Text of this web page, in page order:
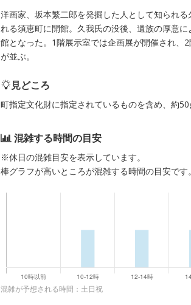
洋画家、坂本繁二郎を発掘した人として知られ
れる須恵町に開館。久我氏の没後、遺族の厚意
館となった。1階展示室では企画展が開催され、
が並ぶ。
見どころ
町指定文化財に指定されているものを含め、約50
混雑する時間の目安
※休日の混雑目安を表示しています。
棒グラフが高いところが混雑する時間の目安です。
混雑が予想される時間：土日祝